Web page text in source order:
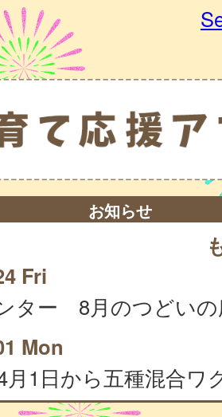
お知らせ
Fri
ター 8月のつどいの
Mon